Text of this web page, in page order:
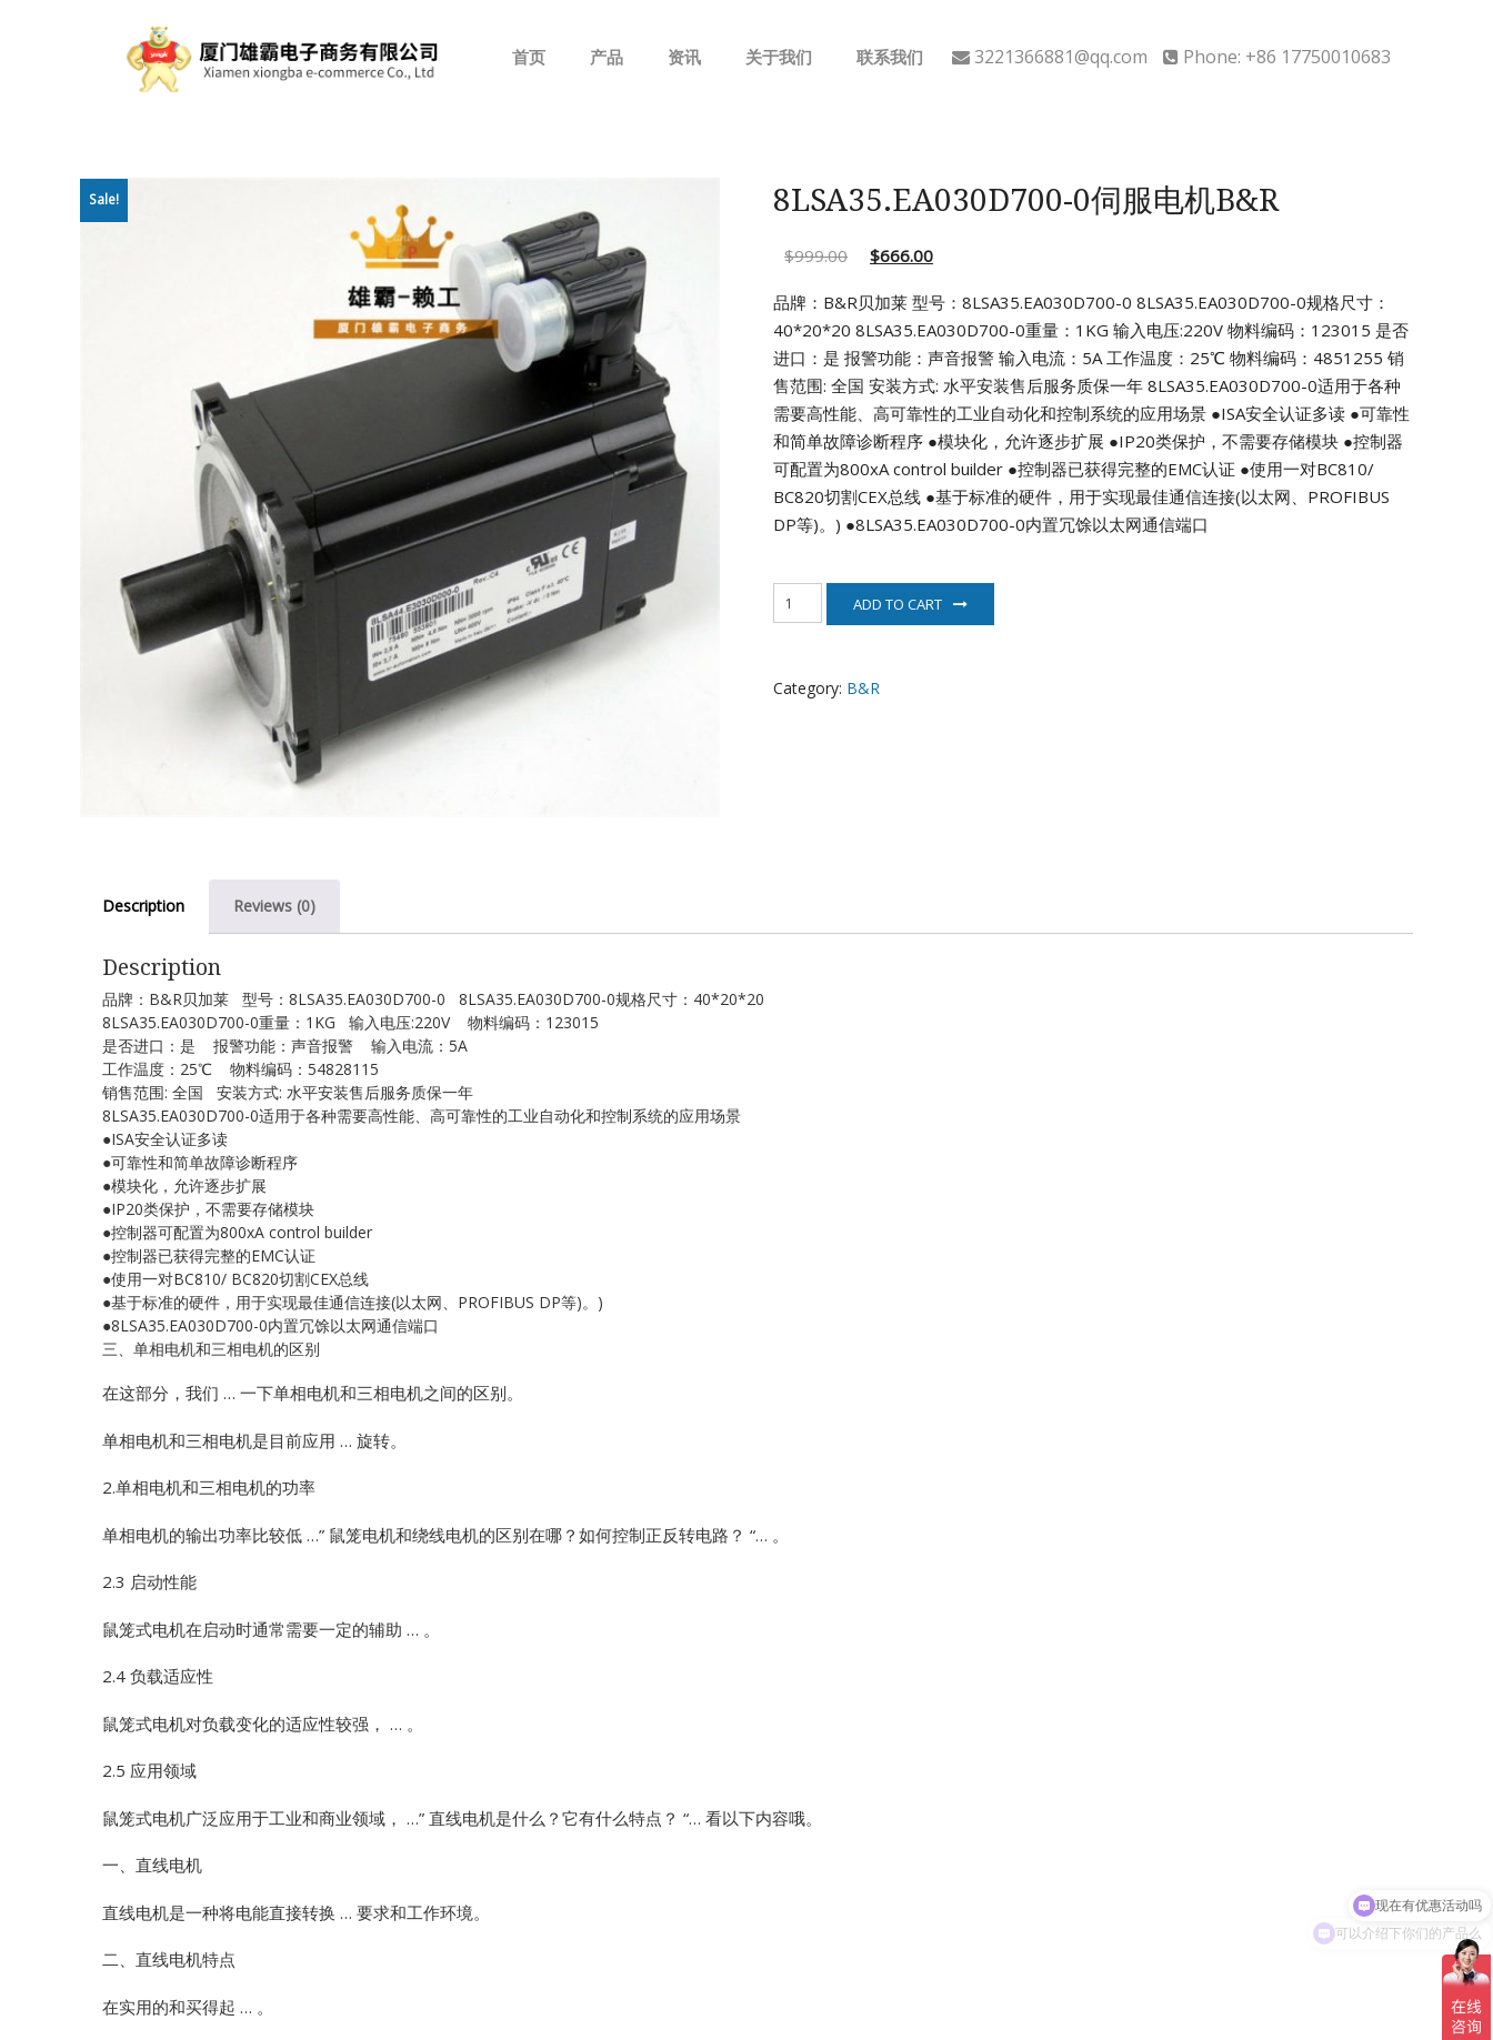
3221366881@qq.com Phone: +86 17750010683
首页 产品
GE
EMERSON
AMAT
Bently Nevada
NI
ELAU
Enterasys
EPRO
Kollmorgen
Lam Research
Vibro-meter
资讯 关于我们 联系我们
Sale! 8LSA35.EA030D700-0伺服电机B&R
$999.00 $666.00
品牌：B&R贝加莱 型号：8LSA35.EA030D700-0 8LSA35.EA030D700-0规格尺寸：
40*20*20 8LSA35.EA030D700-0重量：1KG 输入电压:220V 物料编码：123015 是否
进口：是 报警功能：声音报警 输入电流：5A工作温度：25℃ 物料编码：4851255 销
售范围: 全国 安装方式: 水平安装售后服务质保一年 8LSA35.EA030D700-0适用于各种
需要高性能、高可靠性的工业自动化和控制系统的应用场景 ●ISA安全认证多读 ●可靠性
和简单故障诊断程序 ●模块化，允许逐步扩展 ●IP20类保护，不需要存储模块 ●控制器
可配置为800xA control builder ●控制器已获得完整的EMC认证 ●使用一对BC810/
BC820切割CEX总线 ●基于标准的硬件，用于实现最佳通信连接(以太网、PROFIBUS
DP等)。) ●8LSA35.EA030D700-0内置冗馀以太网通信端口
机
ADD TO CART
Category: B&R
Description Reviews (0)
Description
品牌：B&R贝加莱 型号：8LSA35.EA030D700-0 8LSA35.EA030D700-0规格尺寸：40*20*20
8LSA35.EA030D700-0重量：1KG 输入电压:220V 物料编码：123015
是否进口：是 报警功能：声音报警 输入电流：5A
工作温度：25℃ 物料编码：54828115
销售范围: 全国 安装方式: 水平安装售后服务质保一年
8LSA35.EA030D700-0适用于各种需要高性能、高可靠性的工业自动化和控制系统的应用场景
●ISA安全认证多读
●可靠性和简单故障诊断程序
●模块化，允许逐步扩展
●IP20类保护，不需要存储模块
●控制器可配置为800xA control builder
●控制器已获得完整的EMC认证
●使用一对BC810/ BC820切割CEX总线
●基于标准的硬件，用于实现最佳通信连接(以太网、PROFIBUS DP等)。)
●8LSA35.EA030D700-0内置冗馀以太网通信端口
三、单相电机和三相电机的区别
在这部分，我们 … 一下单相电机和三相电机之间的区别。
单相电机和三相电机是目前应用 … 旋转。
2.单相电机和三相电机的功率
单相电机的输出功率比较低 …” 鼠笼电机和绕线电机的区别在哪？如何控制正反转电路？ “… 。
2.3 启动性能
鼠笼式电机在启动时通常需要一定的辅助 … 。
2.4 负载适应性
鼠笼式电机对负载变化的适应性较强， … 。
2.5 应用领域
鼠笼式电机广泛应用于工业和商业领域， …” 直线电机是什么？它有什么特点？ “… 看以下内容哦。
一、直线电机
直线电机是一种将电能直接转换 … 要求和工作环境。
二、直线电机特点
在实用的和买得起 … 。
可以介绍下你们的产品么